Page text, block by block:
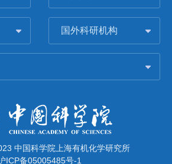
国外科研机构
中国科学院上海有机化学研究所
ICP备05005485号-1